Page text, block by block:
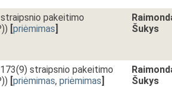
pakeitimo
[priėmimas]
Šukys
straipsnio pakeitimo
[priėmimas, priėmimas]
Šukys